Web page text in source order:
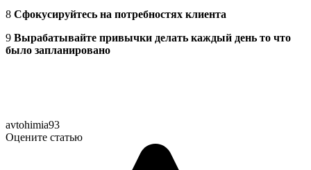
8 Сфокусируйтесь на потребностях клиента
9 Вырабатывайте привычки делать каждый день то что
было запланировано
avtohimia93
Оцените статью